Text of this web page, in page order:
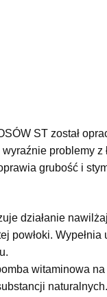
ST został
problemy z
grubość i
działanie
powłoki.
witaminowa